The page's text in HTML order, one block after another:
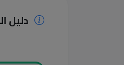
دليل